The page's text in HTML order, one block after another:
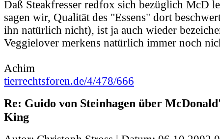
Daß Steakfresser redfox sich bezüglich McD
sagen wir, Qualität des "Essens" dort
ihn natürlich nicht), ist ja auch wieder
Veggielover merkens natürlich immer noch
Achim
tierrechtsforen.de/4/478/666
Re: Guido von Steinhagen über
King